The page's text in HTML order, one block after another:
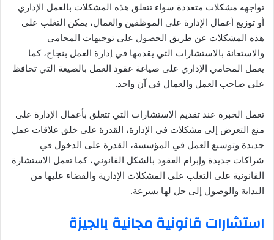
تواجهه مشكلات متعددة سواء تتعلق هذه المشكلات بالعمل الإداري
أو توزيع أعمال الإدارة على الموظفين والعمال، يمكن التغلب على
هذه المشكلات عن طريق الحصول على توجيهات المحامي
والاستعانة بالاستشارات التي يقدمها في إدارة العمل بنجاح، كما
يعمل المحامي الإداري على صياغة عقود العمل بالصيغة التي تحافظ
على صاحب العمل والعمال في آن واحد.
تعمل الخبرة عند تقديم الاستشارات التي تتعلق بأعمال الإدارة على
منع التعرض إلى مشكلات في الإدارة، القدرة على خلق علاقات عمل
جديدة وتوسيع العمل في المؤسسة، القدرة على الدخول في
شراكات جديدة وإبرام العقود بالشكل القانوني، كما تعمل الاستشارة
القانونية على التغلب على المشكلات الإدارية والقضاء عليها من
البداية والوصول إلى حل لها بسرعة.
استشارات قانونية مجانية بالجيزة